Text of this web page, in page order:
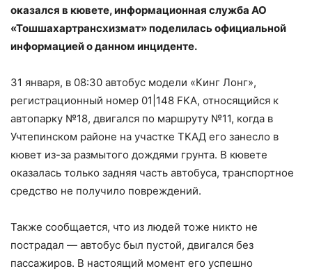
оказался в кювете, информационная служба АО
«Тошшахартрансхизмат» поделилась официальной
информацией о данном инциденте.
31 января, в 08:30 автобус модели «Кинг Лонг»,
регистрационный номер 01|148 FKA, относящийся к
автопарку №18, двигался по маршруту №11, когда в
Учтепинском районе на участке ТКАД его занесло в
кювет из-за размытого дождями грунта. В кювете
оказалась только задняя часть автобуса, транспортное
средство не получило повреждений.
Также сообщается, что из людей тоже никто не
пострадал — автобус был пустой, двигался без
пассажиров. В настоящий момент его успешно